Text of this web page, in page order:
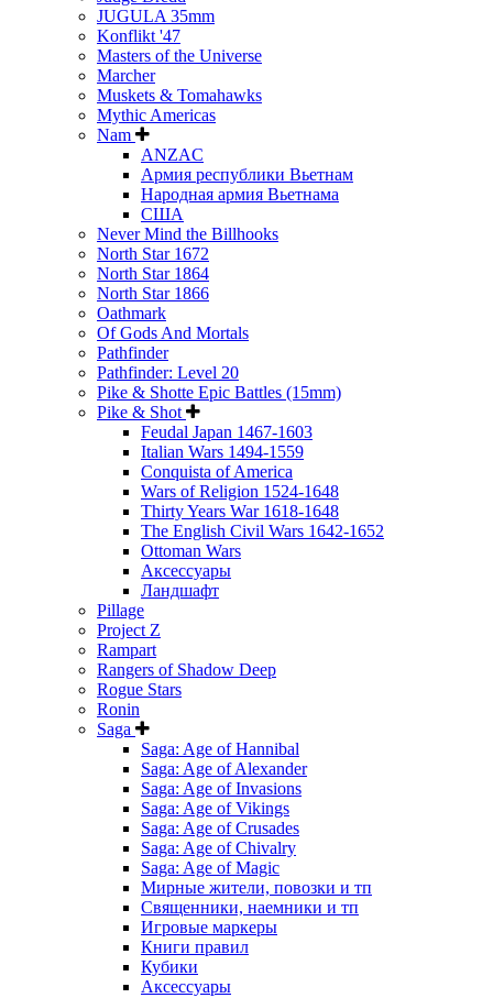
JUGULA 35mm
Konflikt '47
Masters of the Universe
Marcher
Muskets & Tomahawks
Mythic Americas
Nam
ANZAC
Армия республики Вьетнам
Народная армия Вьетнама
США
Never Mind the Billhooks
North Star 1672
North Star 1864
North Star 1866
Oathmark
Of Gods And Mortals
Pathfinder
Pathfinder: Level 20
Pike & Shotte Epic Battles (15mm)
Pike & Shot
Feudal Japan 1467-1603
Italian Wars 1494-1559
Conquista of America
Wars of Religion 1524-1648
Thirty Years War 1618-1648
The English Civil Wars 1642-1652
Ottoman Wars
Аксессуары
Ландшафт
Pillage
Project Z
Rampart
Rangers of Shadow Deep
Rogue Stars
Ronin
Saga
Saga: Age of Hannibal
Saga: Age of Alexander
Saga: Age of Invasions
Saga: Age of Vikings
Saga: Age of Crusades
Saga: Age of Chivalry
Saga: Age of Magic
Мирные жители, повозки и тп
Священники, наемники и тп
Игровые маркеры
Книги правил
Кубики
Аксессуары